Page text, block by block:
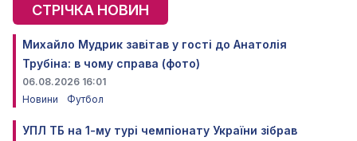
СТРІЧКА НОВИН
Михайло Мудрик завітав у гості до Анатолія
Трубіна: в чому справа (фото)
06.08.2026 16:01
Новини
Футбол
УПЛ ТБ на 1-му турі чемпіонату України зібрав